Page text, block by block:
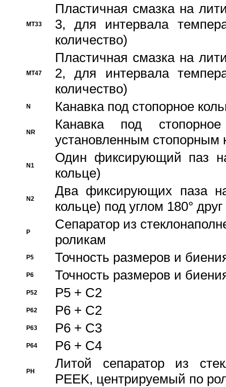
MT33
Пластичная смазка на
3, для интервала
количество)
MT47
Пластичная смазка на
2, для интервала
количество)
N Канавка под стопорное
NR
Канавка под
установленным стопорным
N1
Один фиксирующий паз
кольце)
N2
Два фиксирующих паза
кольце) под углом 180° друг
P
Cепаратор из
роликам
P5 Точность размеров и
P6 Точность размеров и
P52 P5 + C2
P62 P6 + C2
P63 P6 + C3
P64 P6 + C4
PH
Литой сепаратор из
PEEK, центрируемый по